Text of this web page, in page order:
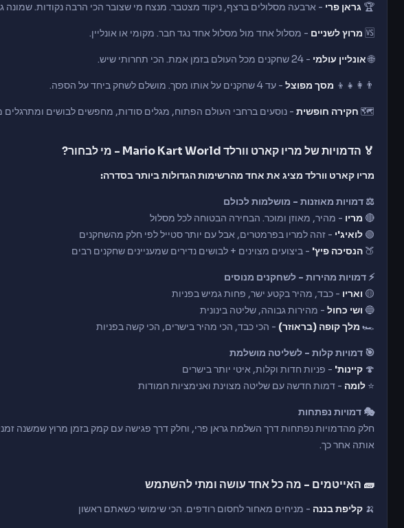
🏆 גראן פרי - ארבעה מסלולים ברצף, ניקוד מצטבר. מנצח מי שצובר הכי הרבה נקודות. שמונה
🆚 מרוץ לשניים - מסלול אחד מול מסלול אחד נגד חבר. מקומי או אונליין.
🌐אונליין עולמי - 24 שחקנים מכל העולם בזמן אמת. הכי תחרותי שיש.
👨‍👩‍👧‍👦 מסך מפוצל - עד 4 שחקנים על אותו מסך. מושלם לשחק ביחד על הספה.
🗺️ חקירה חופשית - נוסעים ברחבי העולם הפתוח, מגלים סודות, מחפשים לבושים ומתרגלים
🏅 הדמויות של מריו קארט וורלד Mario Kart World - מי לבחור?
מריו קארט וורלד מציג את אחד מהרשימות הגדולות ביותר בסדרה:
⚖️ דמויות מאוזנות - מושלמות לכולם
🔴 מריו - מהיר, מאוזן ומוכר. הבחירה הבטוחה לכל מסלול
🟢 לואיג'י - זהה למריו בפרמטרים, אבל עם יותר סטייל לפי חלק מהשחקנים
🍑 הנסיכה פיץ' - ביצועים מצוינים + לבושים נדירים שמעניינים שחקנים רבים
⚡ דמויות מהירות - לשחקנים מנוסים
🟡 ואריו - כבד, מהיר בקטע ישר, פחות גמיש בפניות
🔵 ושי כחול - מהירות גבוהה, שליטה בינונית
🏎️ מלך קופה (בראוזר) - הכי כבד, הכי מהיר בישרים, הכי קשה בפניות
🎯 דמויות קלות - לשליטה מושלמת
🍄 קיינות' - פניות חדות וקלות, איטי יותר בישרים
⭐ לומה - דמות חדשה עם שליטה מצוינת ואנימציות חמודות
🎭 דמויות נפתחות
חלק מהדמויות נפתחות דרך השלמת גראן פרי, וחלק דרך פגישה עם קמק בזמן מרוץ שמשנה
אותה אחר כך.
🧱 האייטמים - מה כל אחד עושה ומתי להשתמש
🍌 קליפת בננה - מניחים מאחור לחסום רודפים. הכי שימושי כשאתם ראשון